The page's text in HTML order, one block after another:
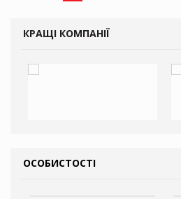
КРАЩІ КОМПАНІЇ
ОСОБИСТОСТІ